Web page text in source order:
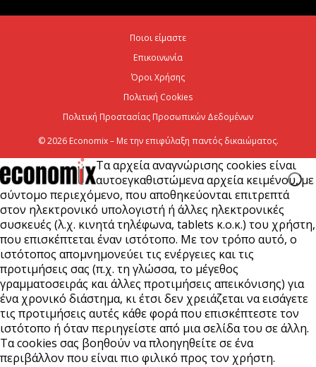
Ποιοι είμαστε
Επικοινωνία
Όροι Χρήσης
Πολιτική Cookies
Πολιτική Προστασίας Προσωπικών Δεδομένων
© 2026 Economix – Με την επιφύλαξη παντός δικαιώματος.
Τα αρχεία αναγνώρισης cookies είναι
αυτοεγκαθιστώμενα αρχεία κειμένου, με
σύντομο περιεχόμενο, που αποθηκεύονται επιτρεπτά
στον ηλεκτρονικό υπολογιστή ή άλλες ηλεκτρονικές
συσκευές (λ.χ. κινητά τηλέφωνα, tablets κ.ο.κ.) του χρήστη,
που επισκέπτεται έναν ιστότοπο. Με τον τρόπο αυτό, ο
ιστότοπος απομνημονεύει τις ενέργειες και τις
προτιμήσεις σας (π.χ. τη γλώσσα, το μέγεθος
γραμματοσειράς και άλλες προτιμήσεις απεικόνισης) για
ένα χρονικό διάστημα, κι έτσι δεν χρειάζεται να εισάγετε
τις προτιμήσεις αυτές κάθε φορά που επισκέπτεστε τον
ιστότοπο ή όταν περιηγείστε από μια σελίδα του σε άλλη.
Τα cookies σας βοηθούν να πλοηγηθείτε σε ένα
περιβάλλον που είναι πιο φιλικό προς τον χρήστη.